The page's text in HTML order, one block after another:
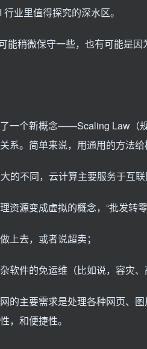
业里值得探究的深水区。
能稍微保守一些，也有可能是
一个新概念——Scaling Law（
系。简单来说，用通用的方法
的不同，云计算主要服务于互
源变成虚拟的概念，“批发转零
上去，或者说超卖；
软件的免运维（比如说，容灾、
的主要需求是处理各种网页、
，和便捷性。